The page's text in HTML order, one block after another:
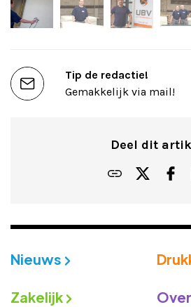
Tip de redactie!
Gemakkelijk via mail!
Deel dit
Nieuws
Zakelijk